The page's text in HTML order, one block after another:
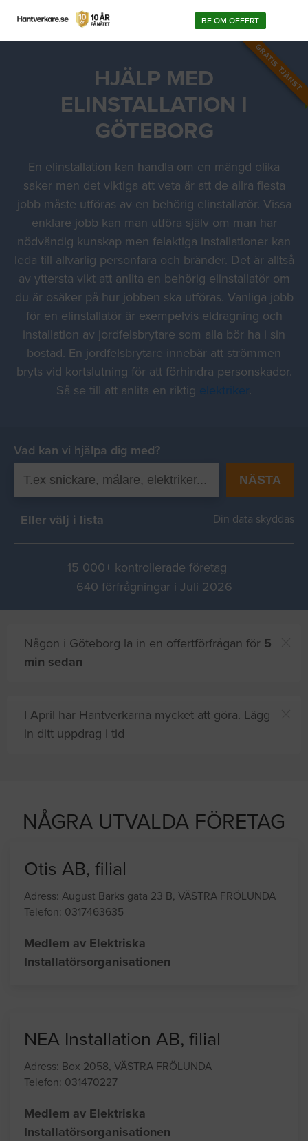
BE OM OFFERT
GRATIS TJÄNST
HJÄLP MED
ELINSTALLATION I
GÖTEBORG
En elinstallation kan handla om en mängd olika
saker men det viktiga att veta är att de allra flesta
jobb måste utföras av en behörig elinstallatör. Vissa
enklare jobb kan man utföra själv om man har
nödvändig kunskap men felaktiga installationer kan
leda till allvarlig personfara och bränder. Det är alltså
av yttersta vikt att anlita en behörig elinstallatör om
du är osäker på hur jobben ska utföras. Vanliga jobb
för en elinstallatör är exempelvis eldragning och
installation av jordfelsbrytare som alla bör ha i sin
bostad. En jordfelsbrytare innebär att strömmen
bryts vid kortslutning för att förhindra personskador.
Så se till att anlita en riktig elektriker.
Vad kan vi hjälpa dig med?
NÄSTA
Eller välj i lista Din data skyddas
15 000+ kontrollerade företag
640 förfrågningar i Juli 2026
Någon i Göteborg la in en offertförfrågan för 5
min sedan
I April har Hantverkarna mycket att göra. Lägg
in ditt uppdrag i tid
NÅGRA UTVALDA FÖRETAG
Otis AB, filial
Adress: August Barks gata 23 B, VÄSTRA FRÖLUNDA
Telefon: 0317463635
Medlem av Elektriska
Installatörsorganisationen
NEA Installation AB, filial
Adress: Box 2058, VÄSTRA FRÖLUNDA
Telefon: 031470227
Medlem av Elektriska
Installatörsorganisationen